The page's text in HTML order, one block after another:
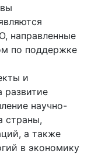
направленные
по поддержке
и
развитие
научно-
страны,
а также
в экономику